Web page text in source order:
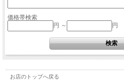
価格帯検索
円 ～
円
お店のトップへ戻る